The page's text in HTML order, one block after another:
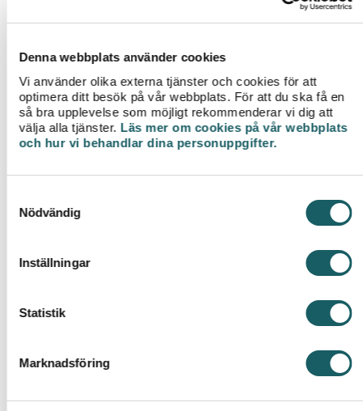
Denna webbplats använder cookies
Vi använder olika externa tjänster och cookies för att
optimera ditt besök på vår webbplats. För att du ska få en
så bra upplevelse som möjligt rekommenderar vi dig att
välja alla tjänster. Läs mer om cookies på vår webbplats
och hur vi behandlar dina personuppgifter.
Nödvändig
Inställningar
Statistik
Marknadsföring
befintliga och framtida medarbetare.
Mer information om hur det är att jobba hos
oss
Vår verksamhet ska ge uthållig,
säkerställa verksamhetens långsiktiga och